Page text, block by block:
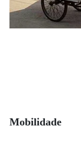
Mobilidade